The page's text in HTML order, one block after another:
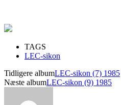
TAGS
LEC-sikon
Tidligere albumLEC-sikon (7) 1985
Næste albumLEC-sikon (9) 1985